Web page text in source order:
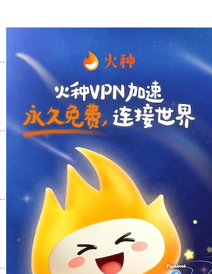
支持[0] 反对[0]
支持[0] 反对
支持[0] 反对[0]